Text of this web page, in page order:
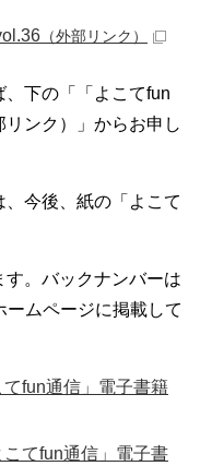
（外部リンク）
、下の「「よこてfun
ンク）」からお申し
今後、紙の「よこて
。バックナンバーは
ムページに掲載して
てfun通信」電子書籍
こてfun通信」電子書